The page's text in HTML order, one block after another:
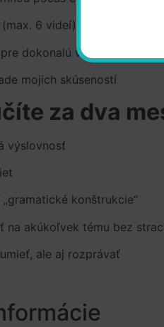
6 videí) v prípade
dokonalú výslovnosť
mojich skúseností
za dva
výslovnosť
konštrukcie“
na akúkoľvek tému bez
ale aj rozprávať